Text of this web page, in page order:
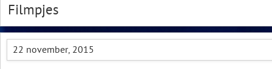
Filmpjes
22 november, 2015